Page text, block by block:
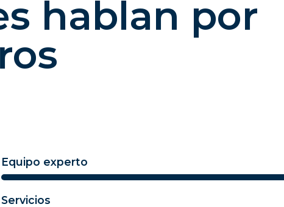
hablan por
Equipo experto
Servicios